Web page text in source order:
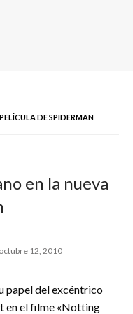
DE SPIDERMAN
en la nueva
12, 2010
papel del excéntrico
en el filme «Notting